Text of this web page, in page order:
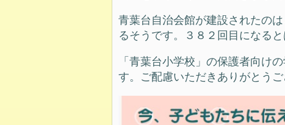
青葉台自治会館が建設されたの
るそうです。３８２回目になると
「青葉台小学校」の保護者向け
す。ご配慮いただきありがとう